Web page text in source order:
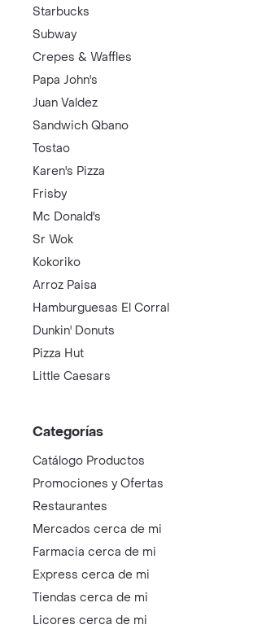
Starbucks
Subway
Crepes & Waffles
Papa John's
Juan Valdez
Sandwich Qbano
Tostao
Karen's Pizza
Frisby
Mc Donald's
Sr Wok
Kokoriko
Arroz Paisa
Hamburguesas El Corral
Dunkin' Donuts
Pizza Hut
Little Caesars
Categorías
Catálogo Productos
Promociones y Ofertas
Restaurantes
Mercados cerca de mi
Farmacia cerca de mi
Express cerca de mi
Tiendas cerca de mi
Licores cerca de mi